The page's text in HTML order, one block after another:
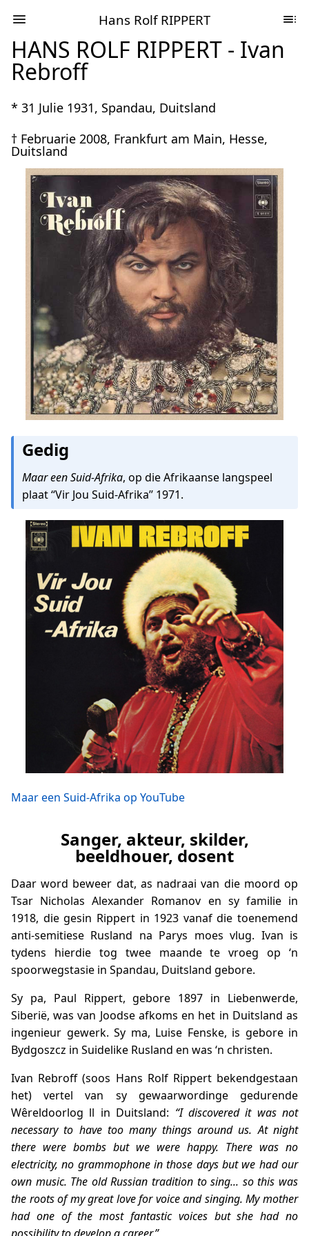
Hans Rolf RIPPERT
HANS ROLF RIPPERT - Ivan
Rebroff
* 31 Julie 1931, Spandau, Duitsland
† Februarie 2008, Frankfurt am Main, Hesse,
Duitsland
Gedig
Maar een Suid-Afrika, op die Afrikaanse langspeel
plaat ‘‘Vir Jou Suid-Afrika’’ 1971.
Maar een Suid-Afrika op YouTube
Sanger, akteur, skilder,
beeldhouer, dosent
Daar word beweer dat, as nadraai van die moord op
Tsar Nicholas Alexander Romanov en sy familie in
1918, die gesin Rippert in 1923 vanaf die toenemend
anti-semitiese Rusland na Parys moes vlug. Ivan is
tydens hierdie tog twee maande te vroeg op ‘n
spoorwegstasie in Spandau, Duitsland gebore.
Sy pa, Paul Rippert, gebore 1897 in Liebenwerde,
Siberië, was van Joodse afkoms en het in Duitsland as
ingenieur gewerk. Sy ma, Luise Fenske, is gebore in
Bydgoszcz in Suidelike Rusland en was ‘n christen.
Ivan Rebroff (soos Hans Rolf Rippert bekendgestaan
het) vertel van sy gewaarwordinge gedurende
Wêreldoorlog ll in Duitsland: “I discovered it was not
necessary to have too many things around us. At night
there were bombs but we were happy. There was no
electricity, no grammophone in those days but we had our
own music. The old Russian tradition to sing... so this was
the roots of my great love for voice and singing. My mother
had one of the most fantastic voices but she had no